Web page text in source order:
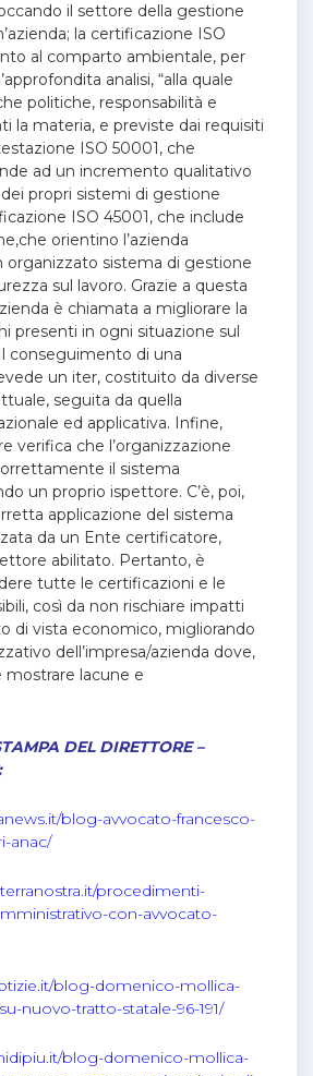
il settore della gestione
la certificazione ISO
al comparto ambientale, per
analisi, “alla quale
politiche, responsabilità e
la materia, e previste dai requisiti
ISO 50001, che
ad un incremento qualitativo
propri sistemi di gestione
ISO 45001, che include
orientino l’azienda
organizzato sistema di gestione
sul lavoro. Grazie a questa
è chiamata a migliorare la
presenti in ogni situazione sul
conseguimento di una
un iter, costituito da diverse
seguita da quella
ed applicativa. Infine,
verifica che l’organizzazione
il sistema
un proprio ispettore. C’è, poi,
applicazione del sistema
da un Ente certificatore,
abilitato. Pertanto, è
tutte le certificazioni e le
così da non rischiare impatti
di vista economico, migliorando
dell’impresa/azienda dove,
lacune e
DEL DIRETTORE –
blog-avvocato-francesco-
anac/
procedimenti-
con-avvocato-
blog-domenico-mollica-
nuovo-tratto-statale-96-191/
blog-domenico-mollica-